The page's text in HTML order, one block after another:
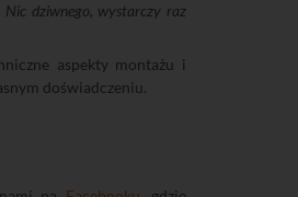
dziwnego, wystarczy raz
aspekty montażu i
doświadczeniu.